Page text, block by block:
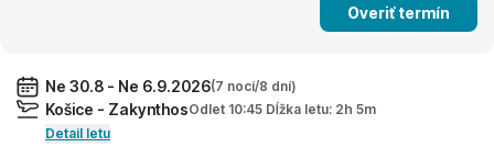
Overiť termín
Ne 30.8 - Ne 6.9.2026(7 nocí/8 dní)
Košice - ZakynthosOdlet 10:45 Dĺžka letu: 2h 5m
Detail letu